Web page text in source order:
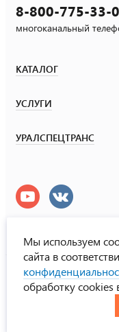
8-800-775-33-
многоканальный
КАТАЛОГ
УСЛУГИ
УРАЛСПЕЦТРАНС
УралСпецТранс
© ООО «Урал СТ»,
Политика
Мы используем
сайта в
обработку cookies